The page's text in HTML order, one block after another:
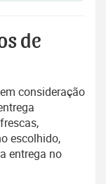
de
consideração
escolhido,
entrega no